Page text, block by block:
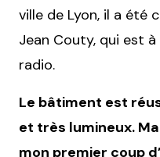
ville de Lyon, il a été
Jean Couty, qui est
radio.
Le bâtiment est
et très lumineux.
mon premier coup